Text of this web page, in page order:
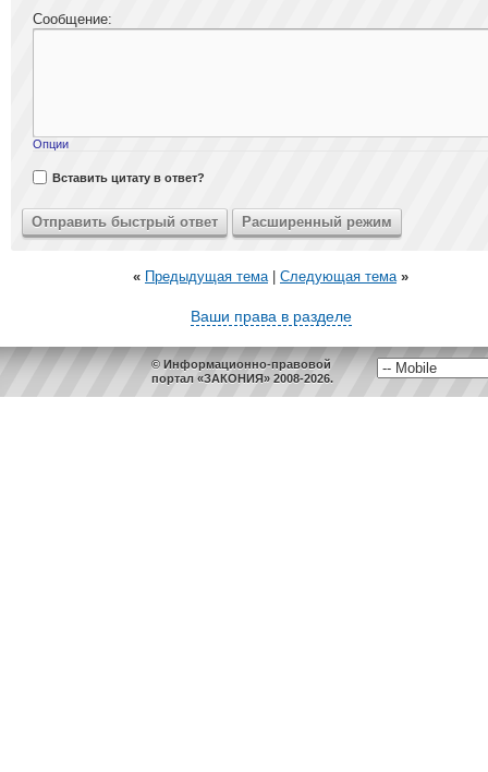
Сообщение:
Опции
Вставить цитату в ответ?
« Предыдущая тема| Следующая тема »
Ваши права в разделе
© Информационно-правовой
портал «ЗАКОНИЯ» 2008-2026.